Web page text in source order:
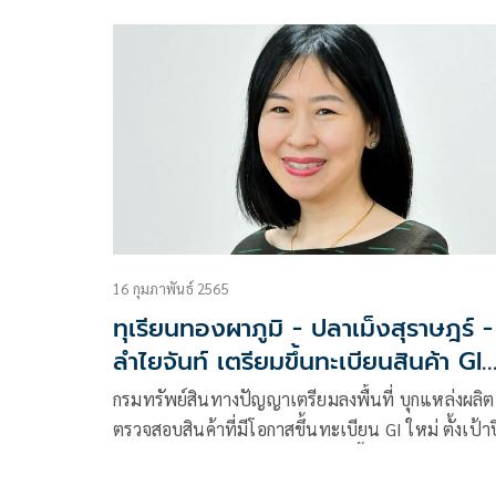
กระท้อนทรงปลูก “กระท้อนทองใบใหญ่บางเจ้าฉ่า” เ
ปุย หอม หวาน มั่นใจช่วยสร้างมูลค่าเพิ่มให้เกษตรกร
16 กุมภาพันธ์ 2565
ทุเรียนทองผาภูมิ - ปลาเม็งสุราษฎร์ -
ลำไยจันท์ เตรียมขึ้นทะเบียนสินค้า GI
ใหม่
กรมทรัพย์สินทางปัญญาเตรียมลงพื้นที่ บุกแหล่งผลิต
ตรวจสอบสินค้าที่มีโอกาสขึ้นทะเบียน GI ใหม่ ตั้งเป้